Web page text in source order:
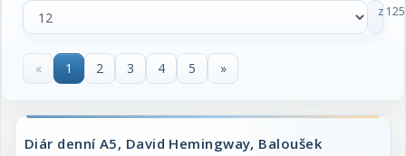
z 125
« 1 2 3 4 5 »
Diár denní A5, David Hemingway, Baloušek